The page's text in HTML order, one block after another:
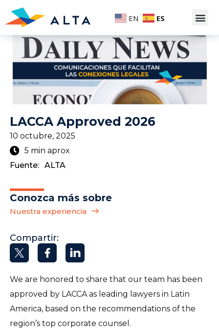
EN ES
LACCA Approved 2026
10 octubre, 2025
5 min aprox
Fuente: ALTA
Conozca más sobre
Nuestra experiencia
Compartir:
We are honored to share that our team has been
approved by LACCA as leading lawyers in Latin
America, based on the recommendations of the
region’s top corporate counsel.